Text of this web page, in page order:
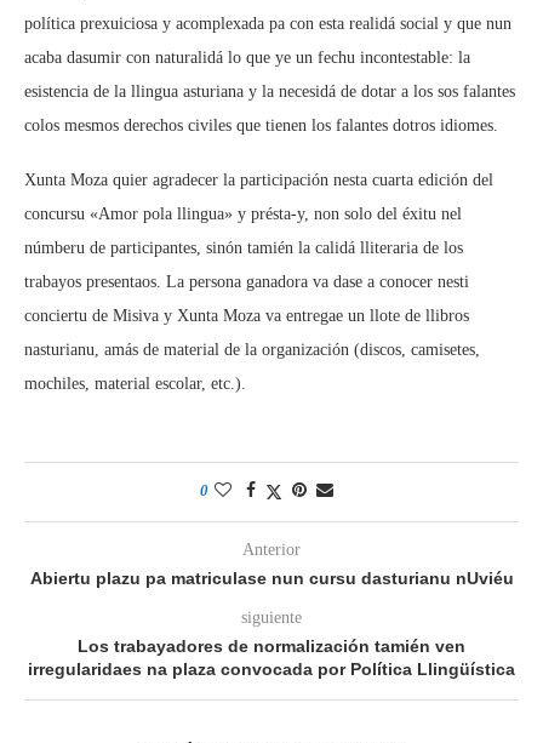
política prexuiciosa y acomplexada pa con esta realidá social y que nun
acaba dasumir con naturalidá lo que ye un fechu incontestable: la
esistencia de la llingua asturiana y la necesidá de dotar a los sos falantes
colos mesmos derechos civiles que tienen los falantes dotros idiomes.
Xunta Moza quier agradecer la participación nesta cuarta edición del
concursu «Amor pola llingua» y présta-y, non solo del éxitu nel
númberu de participantes, sinón tamién la calidá lliteraria de los
trabayos presentaos. La persona ganadora va dase a conocer nesti
conciertu de Misiva y Xunta Moza va entregae un llote de llibros
nasturianu, amás de material de la organización (discos, camisetes,
mochiles, material escolar, etc.).
0
Anterior
Abiertu plazu pa matriculase nun cursu dasturianu nUviéu
siguiente
Los trabayadores de normalización tamién ven
irregularidaes na plaza convocada por Política Llingüística